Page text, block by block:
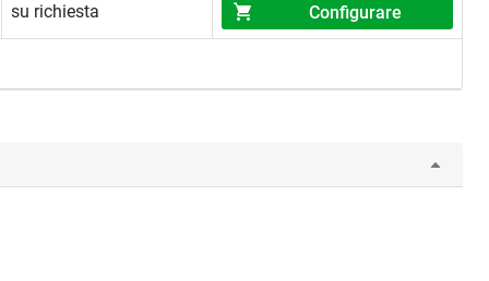
su richiesta Configurare